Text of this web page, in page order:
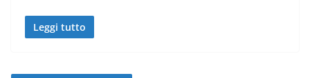
Leggi tutto